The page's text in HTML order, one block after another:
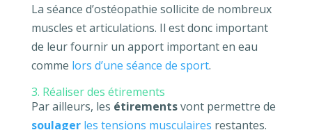
La séance d’ostéopathie sollicite de nombreux
muscles et articulations. Il est donc important
de leur fournir un apport important en eau
comme lors d’une séance de sport.
3. Réaliser des étirements
Par ailleurs, les étirementsvont permettre de
soulagerles tensions musculaires restantes.